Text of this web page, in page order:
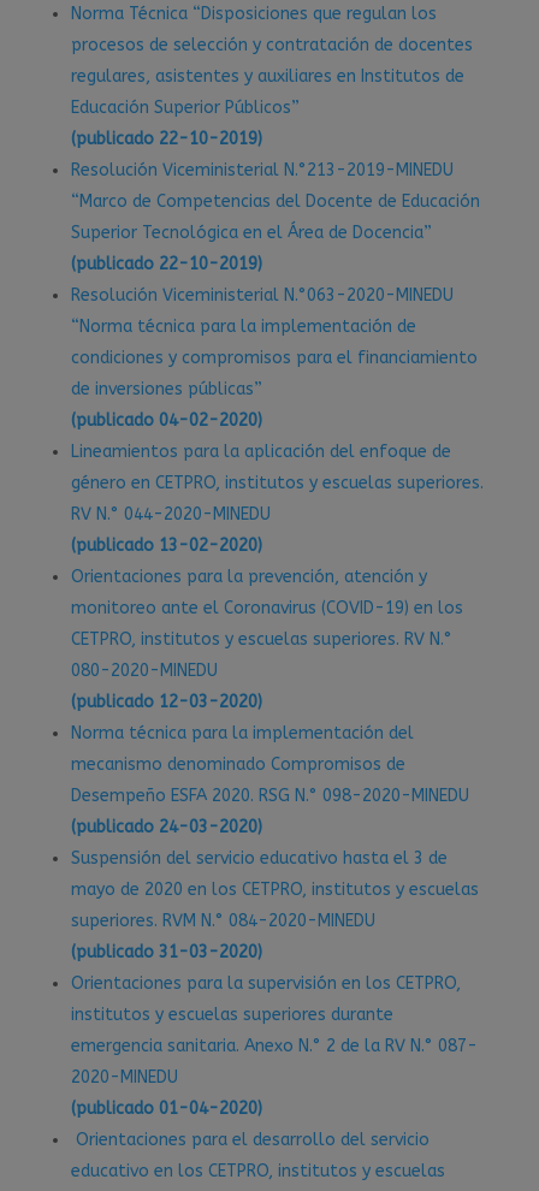
Norma Técnica “Disposiciones que regulan los
procesos de selección y contratación de docentes
regulares, asistentes y auxiliares en Institutos de
Educación Superior Públicos”
(publicado 22-10-2019)
Resolución Viceministerial N.°213-2019-MINEDU
“Marco de Competencias del Docente de Educación
Superior Tecnológica en el Área de Docencia”
(publicado 22-10-2019)
Resolución Viceministerial N.°063-2020-MINEDU
“Norma técnica para la implementación de
condiciones y compromisos para el financiamiento
de inversiones públicas”
(publicado 04-02-2020)
Lineamientos para la aplicación del enfoque de
género en CETPRO, institutos y escuelas superiores.
RV N.° 044-2020-MINEDU
(publicado 13-02-2020)
Orientaciones para la prevención, atención y
monitoreo ante el Coronavirus (COVID-19) en los
CETPRO, institutos y escuelas superiores. RV N.°
080-2020-MINEDU
(publicado 12-03-2020)
Norma técnica para la implementación del
mecanismo denominado Compromisos de
Desempeño ESFA 2020. RSG N.° 098-2020-MINEDU
(publicado 24-03-2020)
Suspensión del servicio educativo hasta el 3 de
mayo de 2020 en los CETPRO, institutos y escuelas
superiores. RVM N.° 084-2020-MINEDU
(publicado 31-03-2020)
Orientaciones para la supervisión en los CETPRO,
institutos y escuelas superiores durante
emergencia sanitaria. Anexo N.° 2 de la RV N.° 087-
2020-MINEDU
(publicado 01-04-2020)
Orientaciones para el desarrollo del servicio
educativo en los CETPRO, institutos y escuelas